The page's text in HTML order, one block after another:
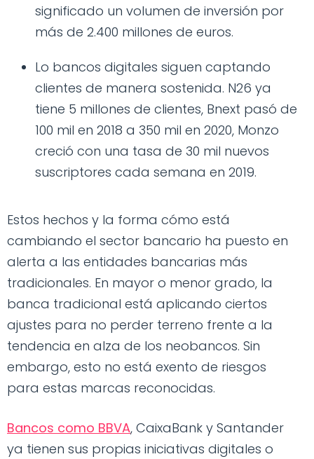
significado un volumen de inversión por
más de 2.400 millones de euros.
Lo bancos digitales siguen captando
clientes de manera sostenida. N26 ya
tiene 5 millones de clientes, Bnext pasó de
100 mil en 2018 a 350 mil en 2020, Monzo
creció con una tasa de 30 mil nuevos
suscriptores cada semana en 2019.
Estos hechos y la forma cómo está
cambiando el sector bancario ha puesto en
alerta a las entidades bancarias más
tradicionales. En mayor o menor grado, la
banca tradicional está aplicando ciertos
ajustes para no perder terreno frente a la
tendencia en alza de los neobancos. Sin
embargo, esto no está exento de riesgos
para estas marcas reconocidas.
Bancos como BBVA, CaixaBank y Santander
ya tienen sus propias iniciativas digitales o